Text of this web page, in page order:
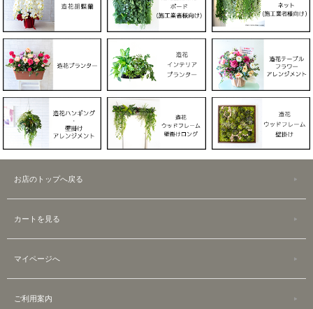
お店のトップへ戻る
カートを見る
マイページへ
ご利用案内